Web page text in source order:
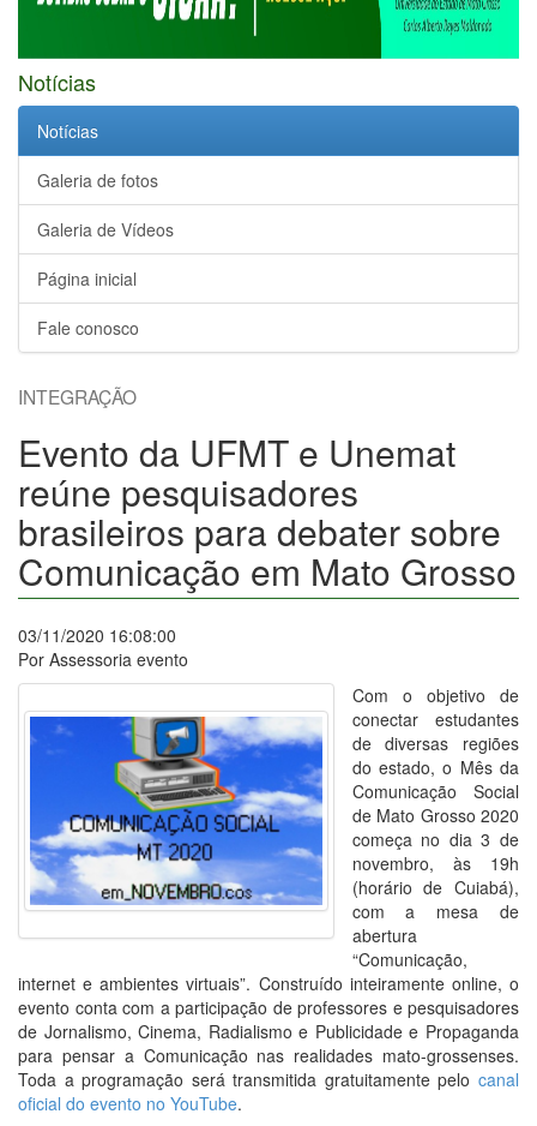
Notícias
Notícias
Galeria de fotos
Galeria de Vídeos
Página inicial
Fale conosco
INTEGRAÇÃO
Evento da UFMT e Unemat
reúne pesquisadores
brasileiros para debater sobre
Comunicação em Mato Grosso
03/11/2020 16:08:00
Por Assessoria evento
Com o objetivo de
conectar estudantes
de diversas regiões
do estado, o Mês da
Comunicação Social
de Mato Grosso 2020
começa no dia 3 de
novembro, às 19h
(horário de Cuiabá),
com a mesa de
abertura
“Comunicação,
internet e ambientes virtuais”. Construído inteiramente online, o
evento conta com a participação de professores e pesquisadores
de Jornalismo, Cinema, Radialismo e Publicidade e Propaganda
para pensar a Comunicação nas realidades mato-grossenses.
Toda a programação será transmitida gratuitamente pelo canal
oficial do evento no YouTube.